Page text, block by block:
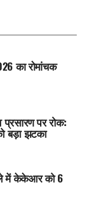
का रोमांचक
पर रोक:
बड़ा झटका
में केकेआर को 6